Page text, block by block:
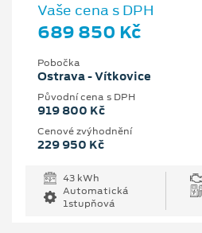
Vaše cena s DPH
689 850 Kč
Pobočka
Ostrava - Vítkovice
Původní cena s DPH
919 800 Kč
Cenové zvýhodnění
229 950 Kč
43 kWh
Automatická
1stupňová